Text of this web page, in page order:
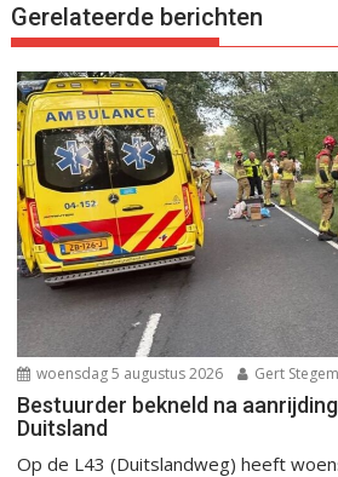
Gerelateerde berichten
woensdag 5 augustus 2026 Gert
Bestuurder bekneld na
Duitsland
Op de L43 (Duitslandweg) heeft